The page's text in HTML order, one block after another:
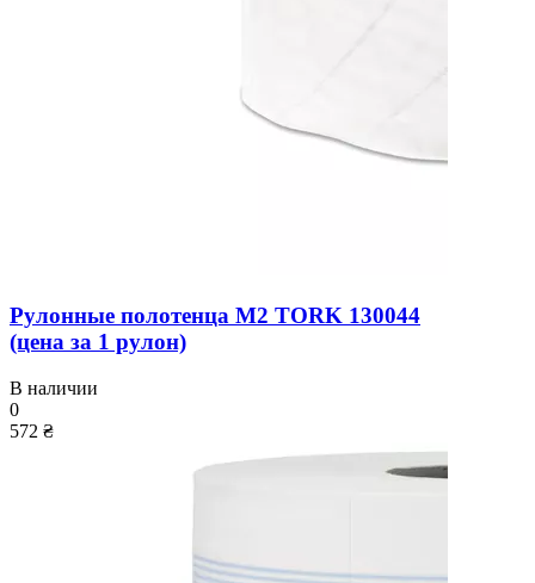
Рулонные полотенца M2 TORK 130044
(цена за 1 рулон)
В наличии
0
572 ₴